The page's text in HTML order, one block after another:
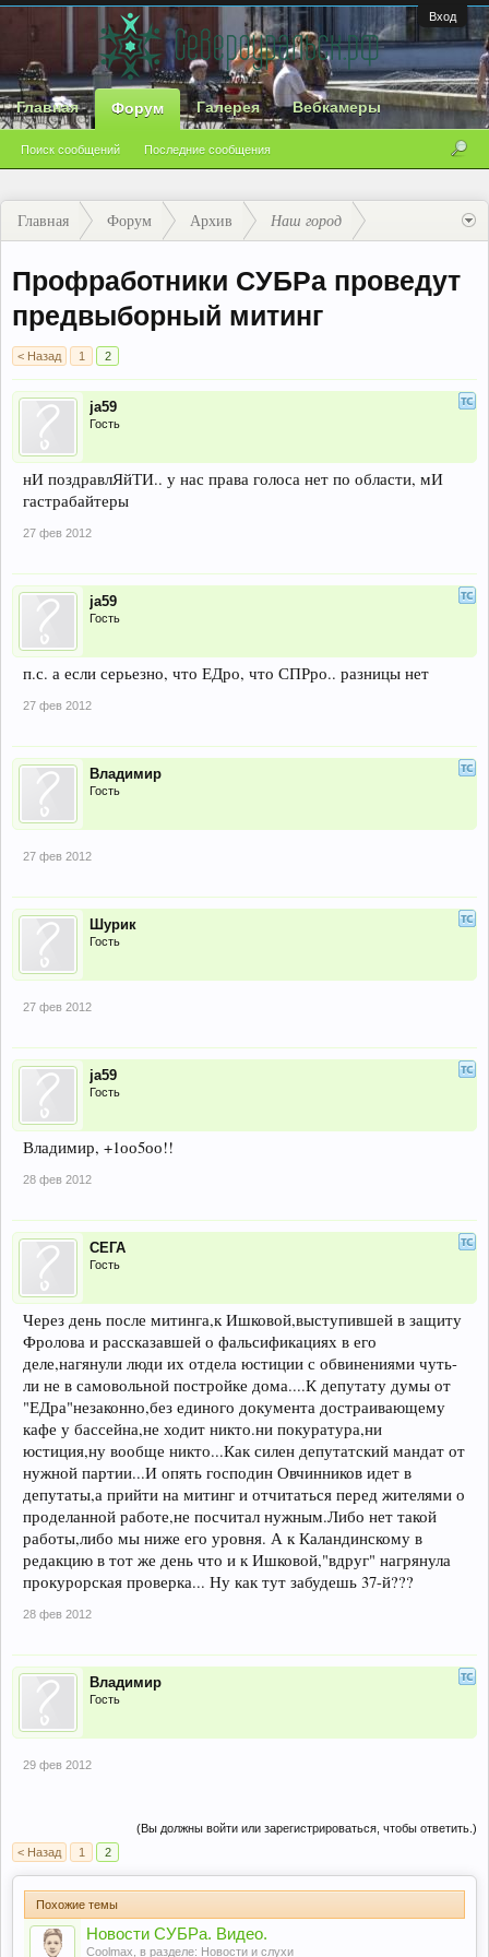
Вход
Главная Форум
Поиск сообщений Последние сообщения
Галерея Вебкамеры
Главная Форум Архив Наш город
Профработники СУБРа проведут
предвыборный митинг
< Назад 1 2
ja59
Гость
нИ поздравлЯйТИ.. у нас права голоса нет по области, мИ
гастрабайтеры
27 фев 2012
ja59
Гость
п.с. а если серьезно, что ЕДро, что СПРро.. разницы нет
27 фев 2012
Владимир
Гость
27 фев 2012
Шурик
Гость
27 фев 2012
ja59
Гость
Владимир, +1оо5оо!!
28 фев 2012
СЕГА
Гость
Через день после митинга,к Ишковой,выступившей в защиту
Фролова и рассказавшей о фальсификациях в его
деле,нагянули люди их отдела юстиции с обвинениями чуть-
ли не в самовольной постройке дома....К депутату думы от
"ЕДра"незаконно,без единого документа достраивающему
кафе у бассейна,не ходит никто.ни покуратура,ни
юстиция,ну вообще никто...Как силен депутатский мандат от
нужной партии...И опять господин Овчинников идет в
депутаты,а прийти на митинг и отчитаться перед жителями о
проделанной работе,не посчитал нужным.Либо нет такой
работы,либо мы ниже его уровня. А к Каландинскому в
редакцию в тот же день что и к Ишковой,"вдруг" нагрянула
прокурорская проверка... Ну как тут забудешь 37-й???
28 фев 2012
Владимир
Гость
29 фев 2012
(Вы должны войти или зарегистрироваться, чтобы ответить.)
< Назад
1 2
Похожие темы
Новости СУБРа. Видео.
Coolmax , в разделе: Новости и слухи